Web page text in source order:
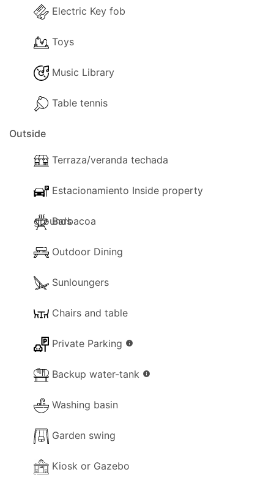
Las siguientes instalaciones están disponibles en la
- Salón con aire acondicionado.
- Lavavajillas.
- Lavadora.
- Cómodos sofás de salón.
- TELEVISOR.
- Reproductor de DVD.
- Materiales de limpieza.
- Disponibles juegos de mesa pequeños.
- Tenis de mesa.
- Libros.
- Calefacción (Uso de aire acondicionado).
- Área de comedor
Electric Key fob
Toys
Music Library
Table tennis
Outside
Terraza/veranda techada
groundsBarbacoa
Outdoor Dining
Sunloungers
Chairs and table
Private Parking info
Backup water-tank info
Washing basin
Garden swing
Kiosk or Gazebo